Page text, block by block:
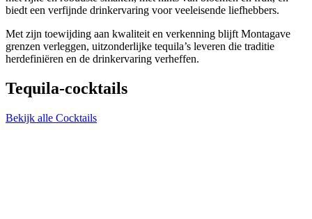
biedt een verfijnde drinkervaring voor veeleisende liefhebbers.
Met zijn toewijding aan kwaliteit en verkenning blijft Montagave
grenzen verleggen, uitzonderlijke tequila’s leveren die traditie
herdefiniëren en de drinkervaring verheffen.
Tequila-cocktails
Bekijk alle Cocktails